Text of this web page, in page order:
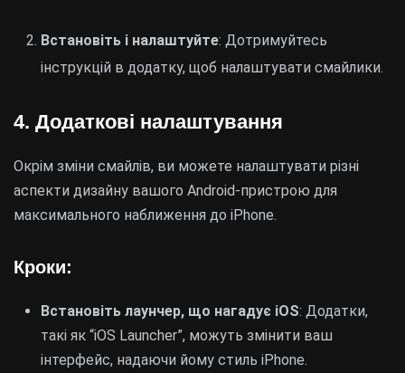
Встановіть і налаштуйте: Дотримуйтесь
інструкцій в додатку, щоб налаштувати смайлики.
4. Додаткові налаштування
Окрім зміни смайлів, ви можете налаштувати різні
аспекти дизайну вашого Android-пристрою для
максимального наближення до iPhone.
Кроки:
Встановіть лаунчер, що нагадує iOS: Додатки,
такі як “iOS Launcher”, можуть змінити ваш
інтерфейс, надаючи йому стиль iPhone.